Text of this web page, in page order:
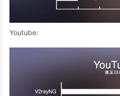
Youtube: